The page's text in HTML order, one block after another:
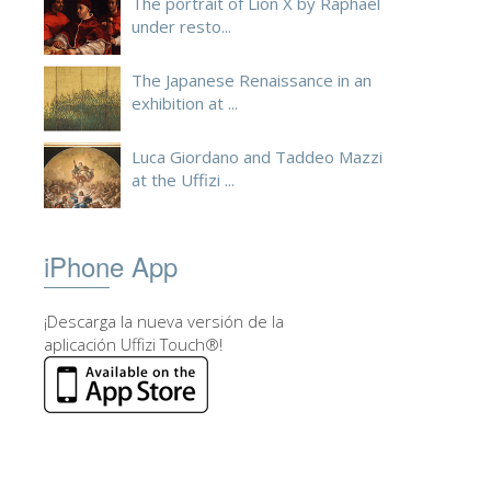
under resto...
The Japanese Renaissance in an
exhibition at ...
Luca Giordano and Taddeo Mazzi
at the Uffizi ...
iPhone App
¡Descarga la nueva versión de la
aplicación Uffizi Touch®!